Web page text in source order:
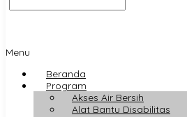
Menu
Beranda
Program
Akses Air Bersih
Alat Bantu Disabilitas